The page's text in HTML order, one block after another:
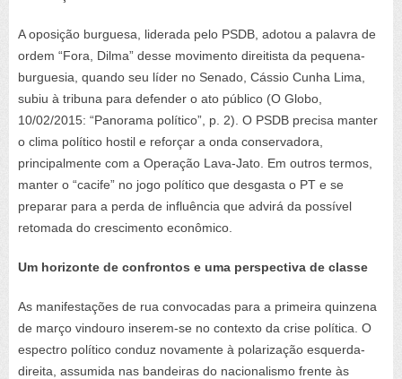
A oposição burguesa, liderada pelo PSDB, adotou a palavra de
ordem “Fora, Dilma” desse movimento direitista da pequena-
burguesia, quando seu líder no Senado, Cássio Cunha Lima,
subiu à tribuna para defender o ato público (O Globo,
10/02/2015: “Panorama político”, p. 2). O PSDB precisa manter
o clima político hostil e reforçar a onda conservadora,
principalmente com a Operação Lava-Jato. Em outros termos,
manter o “cacife” no jogo político que desgasta o PT e se
preparar para a perda de influência que advirá da possível
retomada do crescimento econômico.
Um horizonte de confrontos e uma perspectiva de classe
As manifestações de rua convocadas para a primeira quinzena
de março vindouro inserem-se no contexto da crise política. O
espectro político conduz novamente à polarização esquerda-
direita, assumida nas bandeiras do nacionalismo frente às